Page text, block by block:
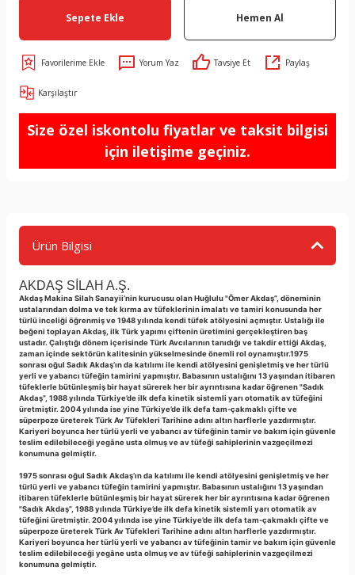
Sepete Ekle Hemen Al
Yorum Yaz Tavsiye Et Paylaş
Karşılaştır
Size özel iskontolu fiyatlar ve taksit bilgisi
için iletişime geçiniz.
Ürün Bilgisi
AKDAŞ SİLAH A.Ş.
Akdaş Makina Silah Sanayii’nin kurucusu olan Huğlulu "Ömer Akdaş”, döneminin
ustalarından dolma ve tek kırma av tüfeklerinin imalatı ve tamiri konusunda her
türlü inceliği öğrenmiş ve 1948 yılında kendi tüfek atölyesini açmıştır. Ustalığı ile
beğeni toplayan Akdaş, ilk Türk yapımı çiftenin üretimini gerçekleştiren baş
ustadır. Çalıştığı dönem içerisinde Türk Avcılarının tanıdığı ve takdir ettiği Akdaş,
zaman içinde sektörün kalitesinin yükselmesinde önemli rol oynamıştır.1975
sonrası oğul Sadık Akdaş’ın da katılımı ile kendi atölyesini genişletmiş ve her türlü
yerli ve yabancı tüfeğin tamirini yapmıştır. Babasının ustalığını 13 yaşından itibaren
tüfeklerle bütünleşmiş bir hayat sürerek her bir ayrıntısına kadar öğrenen "Sadık
Akdaş”, 1988 yılında Türkiye’de ilk defa kinetik sistemli yarı otomatik av tüfeğini
üretmiştir. 2004 yılında ise yine Türkiye’de ilk defa tam-çakmaklı çifte ve
süperpoze üreterek Türk Av Tüfekleri Tarihine adını altın harflerle yazdırmıştır.
Kariyeri boyunca her türlü yerli ve yabancı av tüfeğinin tamir ve bakım için güvenle
teslim edilebileceği yegâne usta olmuş ve av tüfeği sahiplerinin vazgeçilmezi
konumuna gelmiştir.
1975 sonrası oğul Sadık Akdaş’ın da katılımı ile kendi atölyesini genişletmiş ve her
türlü yerli ve yabancı tüfeğin tamirini yapmıştır. Babasının ustalığını 13 yaşından
itibaren tüfeklerle bütünleşmiş bir hayat sürerek her bir ayrıntısına kadar öğrenen
"Sadık Akdaş”, 1988 yılında Türkiye’de ilk defa kinetik sistemli yarı otomatik av
tüfeğini üretmiştir. 2004 yılında ise yine Türkiye’de ilk defa tam-çakmaklı çifte ve
süperpoze üreterek Türk Av Tüfekleri Tarihine adını altın harflerle yazdırmıştır.
Kariyeri boyunca her türlü yerli ve yabancı av tüfeğinin tamir ve bakım için güvenle
teslim edilebileceği yegâne usta olmuş ve av tüfeği sahiplerinin vazgeçilmezi
konumuna gelmiştir.